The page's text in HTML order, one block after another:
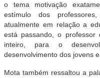
o tema motivação
estímulo dos
atualmente em relação a
está passando, o
inteiro, para o
desenvolvimento dos jovens
Mota também ressaltou a